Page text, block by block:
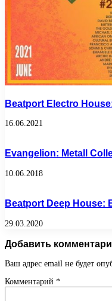
Beatport Electro
16.06.2021
Evangelion: Metall
10.06.2018
Beatport Deep House:
29.03.2020
Добавить
Ваш адрес email не будет
Комментарий *